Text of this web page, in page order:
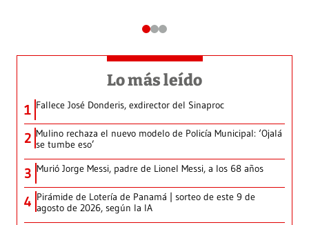
Lo más leído
1 Fallece José Donderis, exdirector del Sinaproc
2 Mulino rechaza el nuevo modelo de Policía Municipal: ‘Ojalá
se tumbe eso’
3 Murió Jorge Messi, padre de Lionel Messi, a los 68 años
4 Pirámide de Lotería de Panamá | sorteo de este 9 de
agosto de 2026, según la IA